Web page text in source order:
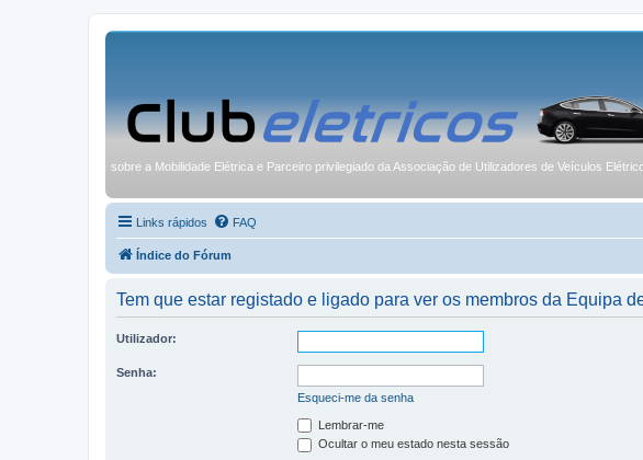
sobre a Mobilidade Elétrica e Parceiro privilegiado da Associação de Utilizadores de Veículos
Links rápidos FAQ
Índice do Fórum
Tem que estar registado e ligado para ver os membros da Equipa
Utilizador:
Senha:
Esqueci-me da senha
Lembrar-me
Ocultar o meu estado nesta sessão